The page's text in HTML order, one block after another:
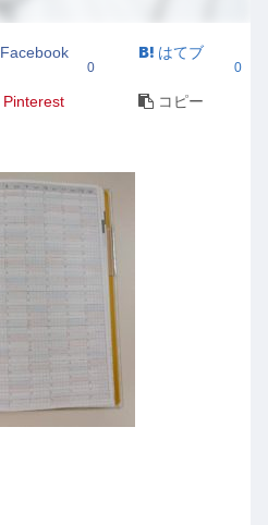
Facebook
0
はてブ
0
Pinterest コピー